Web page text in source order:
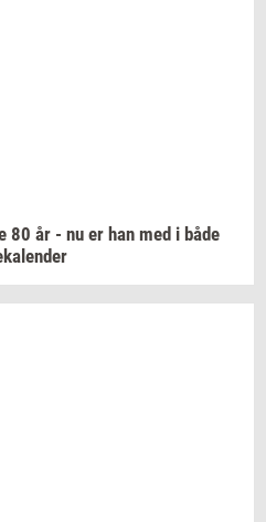
80 år - nu er han med i både